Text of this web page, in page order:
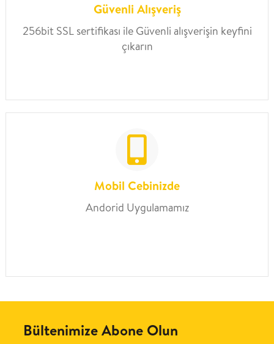
Güvenli Alışveriş
256bit SSL sertifikası ile Güvenli alışverişin keyfini
çıkarın
Mobil Cebinizde
Andorid Uygulamamız
Bültenimize Abone Olun